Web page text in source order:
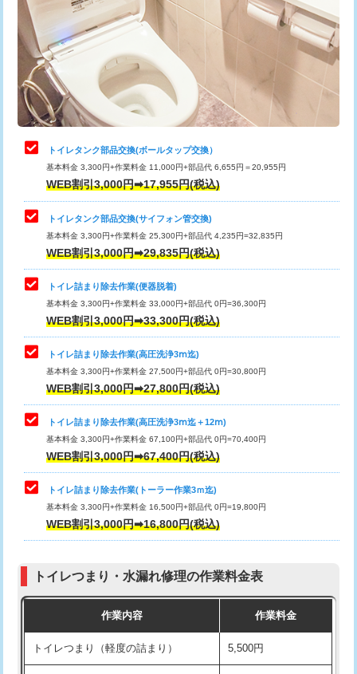
トイレタンク部品交換(ボールタップ交換）
基本料金 3,300円+作業料金 11,000円+部品代 6,655円＝20,955円
WEB割引3,000円➡17,955円(税込)
トイレタンク部品交換(サイフォン管交換)
基本料金 3,300円+作業料金 25,300円+部品代 4,235円=32,835円
WEB割引3,000円➡29,835円(税込)
トイレ詰まり除去作業(便器脱着)
基本料金 3,300円+作業料金 33,000円+部品代 0円=36,300円
WEB割引3,000円➡33,300円(税込)
トイレ詰まり除去作業(高圧洗浄3ⅿ迄)
基本料金 3,300円+作業料金 27,500円+部品代 0円=30,800円
WEB割引3,000円➡27,800円(税込)
トイレ詰まり除去作業(高圧洗浄3ⅿ迄＋12ⅿ)
基本料金 3,300円+作業料金 67,100円+部品代 0円=70,400円
WEB割引3,000円➡67,400円(税込)
トイレ詰まり除去作業(トーラー作業3ｍ迄)
基本料金 3,300円+作業料金 16,500円+部品代 0円=19,800円
WEB割引3,000円➡16,800円(税込)
トイレつまり・水漏れ修理の作業料金表
作業内容 作業料金
トイレつまり（軽度の詰まり） 5,500円